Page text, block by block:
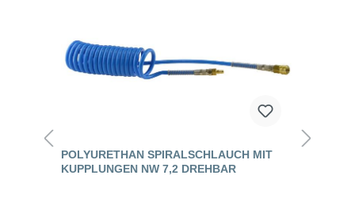
POLYURETHAN SPIRALSCHLAUCH MIT
KUPPLUNGEN NW 7,2 DREHBAR